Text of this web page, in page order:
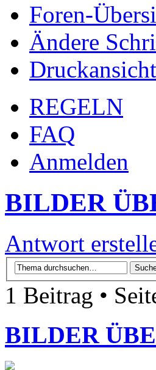
Foren-
Ändere
Druckansicht
REGELN
FAQ
Anmelden
BILDER
Antwort
1 Beitrag •
BILDER